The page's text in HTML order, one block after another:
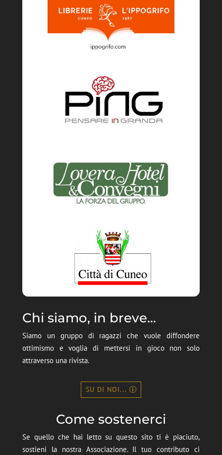
Chi siamo, in breve...
Siamo un gruppo di ragazzi che vuole diffondere
ottimismo e voglia di mettersi in gioco non solo
attraverso una rivista.
SU DI NOI...
Come sostenerci
Se quello che hai letto su questo sito ti è piaciuto,
sostieni la nostra Associazione. Il tuo contributo ci